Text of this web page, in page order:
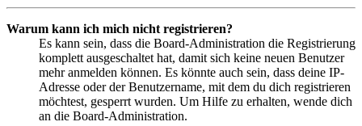
Warum kann ich mich nicht registrieren?
Es kann sein, dass die Board-Administration die Registrierung
komplett ausgeschaltet hat, damit sich keine neuen Benutzer
mehr anmelden können. Es könnte auch sein, dass deine IP-
Adresse oder der Benutzername, mit dem du dich registrieren
möchtest, gesperrt wurden. Um Hilfe zu erhalten, wende dich
an die Board-Administration.